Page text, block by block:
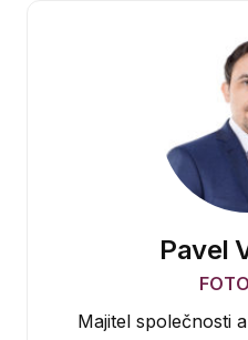
Pavel
Majitel společnosti